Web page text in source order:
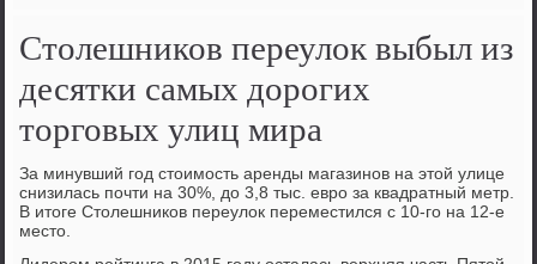
Столешников переулок выбыл из
десятки самых дорогих
торговых улиц мира
За минувший год стоимость аренды магазинов на этой улице
снизилась почти на 30%, до 3,8 тыс. евро за квадратный метр.
В итоге Столешников переулок переместился с 10-го на 12-е
место.